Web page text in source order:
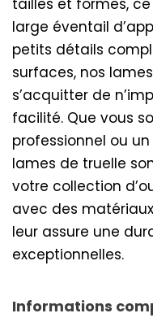
tailles et formes,
large éventail
petits détails
surfaces, nos
s’acquitter de
facilité. Que vous
professionnel ou
lames de truelle
votre collection
avec des
leur assure une
exceptionnelles.
Informations